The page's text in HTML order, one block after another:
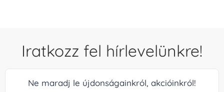
Iratkozz fel hírlevelünkre!
Ne maradj le újdonságainkról, akcióinkról!